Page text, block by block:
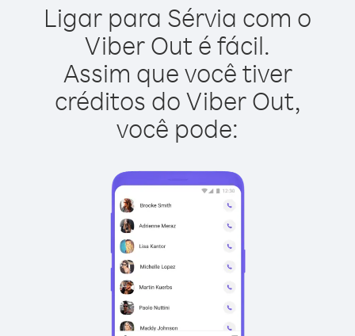
Ligar para Sérvia com o
Viber Out é fácil.
Assim que você tiver
créditos do Viber Out,
você pode: